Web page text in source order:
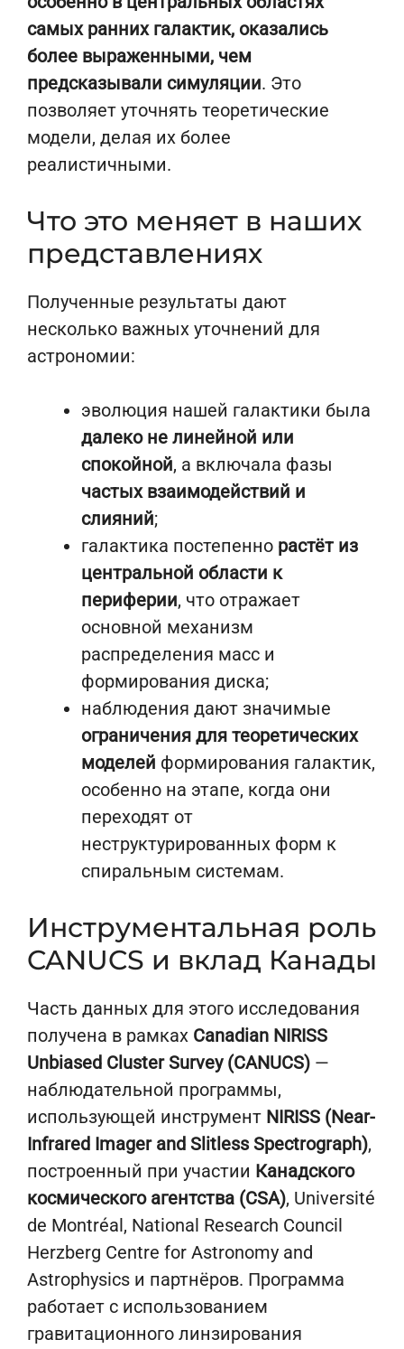
самых ранних галактик, оказались
более выраженными, чем
предсказывали симуляции. Это
позволяет уточнять теоретические
модели, делая их более
реалистичными.
Что это меняет в наших
представлениях
Полученные результаты дают
несколько важных уточнений для
астрономии:
эволюция нашей галактики была
далеко не линейной или
спокойной, а включала фазы
частых взаимодействий и
слияний;
галактика постепенно растёт из
центральной области к
периферии, что отражает
основной механизм
распределения масс и
формирования диска;
наблюдения дают значимые
ограничения для теоретических
моделей формирования галактик,
особенно на этапе, когда они
переходят от
неструктурированных форм к
спиральным системам.
Инструментальная роль
CANUCS и вклад Канады
Часть данных для этого исследования
получена в рамках Canadian NIRISS
Unbiased Cluster Survey (CANUCS) —
наблюдательной программы,
использующей инструмент NIRISS (Near-
Infrared Imager and Slitless Spectrograph),
построенный при участии Канадского
космического агентства (CSA), Université
de Montréal, National Research Council
Herzberg Centre for Astronomy and
Astrophysics и партнёров. Программа
работает с использованием
гравитационного линзирования